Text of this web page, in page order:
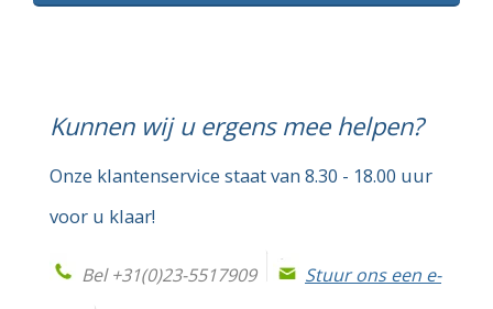
Kunnen wij u ergens mee helpen?
Onze klantenservice staat van 8.30 - 18.00 uur
voor u klaar!
Bel +31(0)23-5517909 Stuur ons een e-